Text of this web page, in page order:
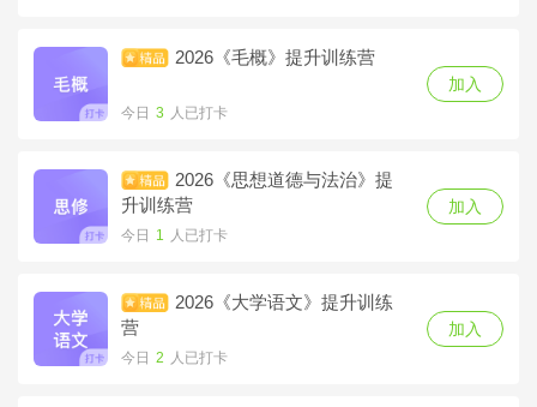
特训营
加入
2025《马原》高频考点特训
营
加入
营
加入
2026《毛概》提升训练营
今日 3 人已打卡
加入
2026《思想道德与法治》提
升训练营
今日 1 人已打卡
加入
2026《大学语文》提升训练
营
今日 2 人已打卡
加入